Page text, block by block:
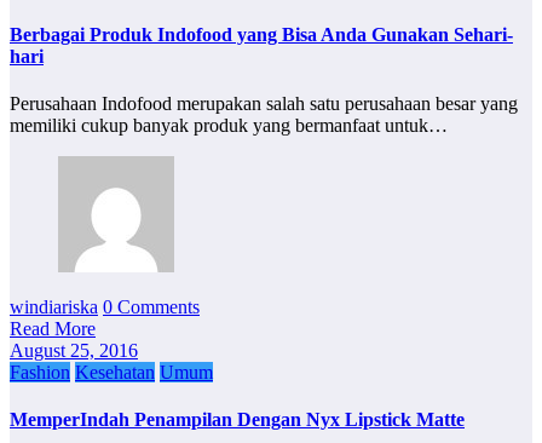
Berbagai Produk Indofood yang Bisa Anda Gunakan Sehari-
hari
Perusahaan Indofood merupakan salah satu perusahaan besar yang
memiliki cukup banyak produk yang bermanfaat untuk…
windiariska 0 Comments
Read More
August 25, 2016
Fashion Kesehatan Umum
MemperIndah Penampilan Dengan Nyx Lipstick Matte